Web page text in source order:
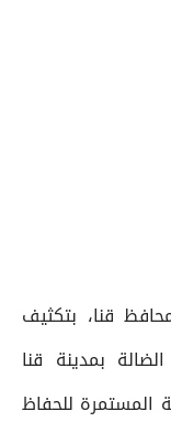
قنا، بتكثيف
بمدينة قنا
المستمرة للحفاظ